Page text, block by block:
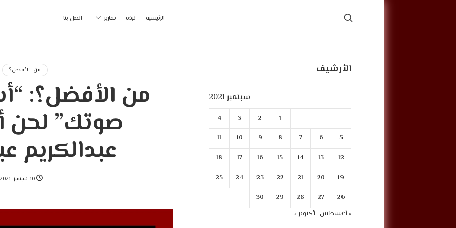
الرئيسية نبذة تقارير اتصل بنا
| من الأفضل؟
من الأفضل؟:
صوتك” لحن
عبدالكريم
10 سبتمبر, 2021
الأرشيف
سبتمبر 2021
1
2
3
4
5
6
7
8
9
10
11
12
13
14
15
16
17
18
19
20
21
22
23
24
25
26
27
28
29
30
« أغسطس أكتوبر »